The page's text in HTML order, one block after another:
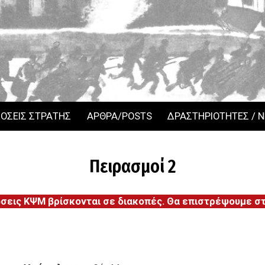
ΣΤΡΑΤΗΣ ΑΡΘΡΑ/POSTS ΔΡΑΣΤΗΡΙΟΤΗΤΕΣ /
Πειρασμοί 2
ΚΨΜ βρίσκονται σε διακοπές. Θα επιστρέψουμε